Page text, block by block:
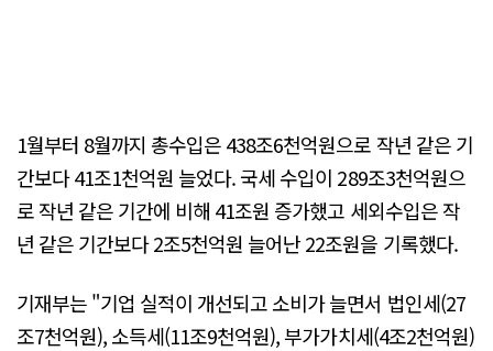
1월부터 8월까지 총수입은 438조6천억원으로 작년 같은 기
간보다 41조1천억원 늘었다. 국세 수입이 289조3천억원으
로 작년 같은 기간에 비해 41조원 증가했고 세외수입은 작
년 같은 기간보다 2조5천억원 늘어난 22조원을 기록했다.
기재부는 "기업 실적이 개선되고 소비가 늘면서 법인세(27
조7천억원), 소득세(11조9천억원), 부가가치세(4조2천억원)